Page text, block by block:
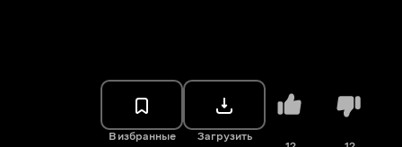
В избранные Загрузить